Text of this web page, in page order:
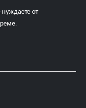
нуждаете от